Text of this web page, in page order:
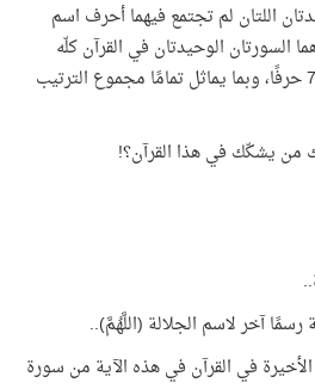
اللتان لم تجتمع فيهما أحرف اسم
السورتان الوحيدتان في القرآن كلّه
اللتان عدد حروف كل منهما 73 حرفًا، وبما يماثل تمامًا مجموع الترتيب
يشكّك في هذا القرآن؟!
آخر لاسم الجلالة (اللَّهُمَّ)..
الأخيرة في القرآن في هذه الآية من سورة